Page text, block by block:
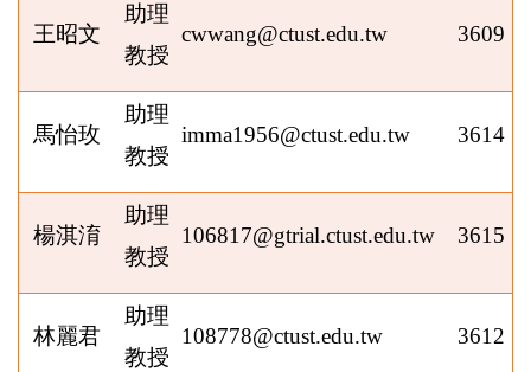
王昭文
助理
教授
cwwang@ctust.edu.tw 3609
馬怡玫
助理
教授
imma1956@ctust.edu.tw 3614
楊淇淯
助理
教授
106817@gtrial.ctust.edu.tw 3615
林麗君
助理
教授
108778@ctust.edu.tw 3612